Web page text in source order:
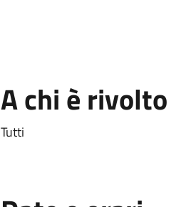
A chi è rivolto
Tutti